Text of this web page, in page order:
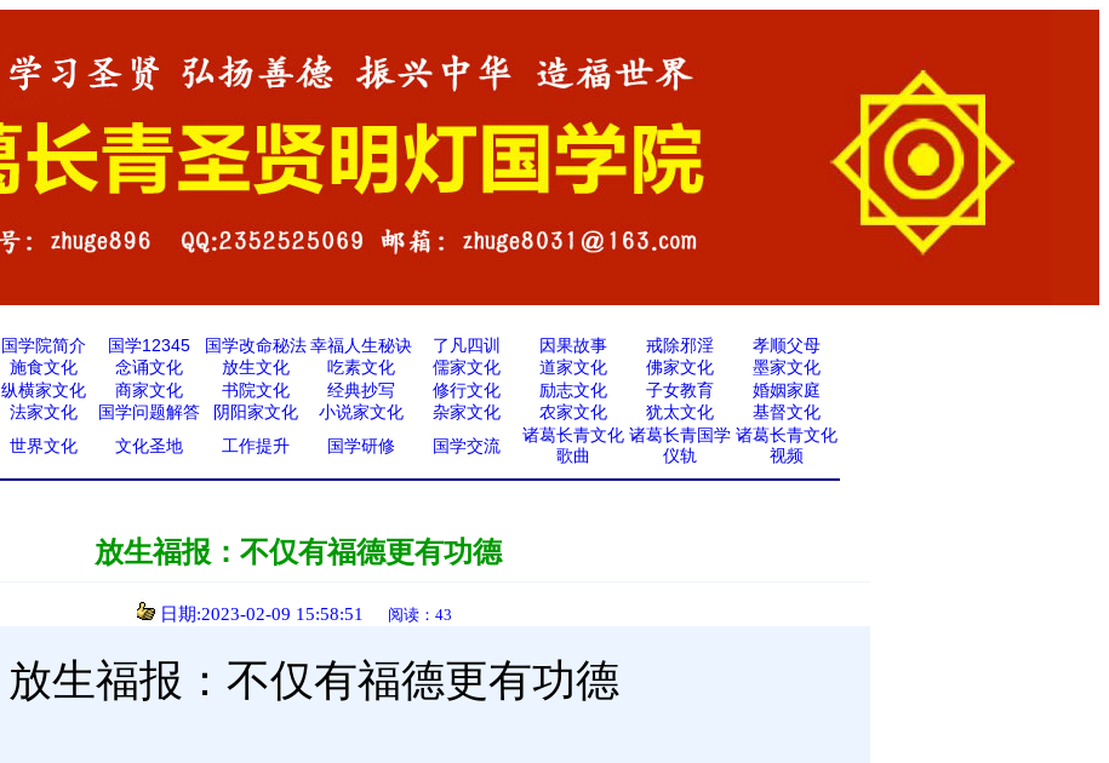
国学院简介 国学12345 国学改命秘法 幸福人生秘诀 了凡四训 因果故事 戒除邪淫
孝顺父母
施食文化 念诵文化 放生文化 吃素文化 儒家文化 道家文化 佛家文化
墨家文化
纵横家文化 商家文化 书院文化 经典抄写 修行文化 励志文化 子女教育
婚姻家庭
法家文化 国学问题解答 阴阳家文化 小说家文化 杂家文化 农家文化 犹太文化
基督文化
世界文化 文化圣地 工作提升 国学研修 国学交流
诸葛长青文化
歌曲
诸葛长青国学
仪轨
诸葛长青文化
视频
放生福报：不仅有福德更有功德
日期:2023-02-09 15:58:51 阅读：43
放生福报：不仅有福德更有功德